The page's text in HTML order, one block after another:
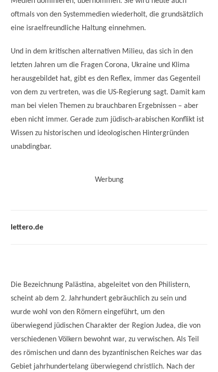
oftmals von den Systemmedien wiederholt, die grundsätzlich
eine israelfreundliche Haltung einnehmen.
Und in dem kritischen alternativen Milieu, das sich in den
letzten Jahren um die Fragen Corona, Ukraine und Klima
herausgebildet hat, gibt es den Reflex, immer das Gegenteil
von dem zu vertreten, was die US-Regierung sagt. Damit kam
man bei vielen Themen zu brauchbaren Ergebnissen – aber
eben nicht immer. Gerade zum jüdisch-arabischen Konflikt ist
Wissen zu historischen und ideologischen Hintergründen
unabdingbar.
Werbung
lettero.de
Die Bezeichnung Palästina, abgeleitet von den Philistern,
scheint ab dem 2. Jahrhundert gebräuchlich zu sein und
wurde wohl von den Römern eingeführt, um den
überwiegend jüdischen Charakter der Region Judea, die von
verschiedenen Völkern bewohnt war, zu verwischen. Als Teil
des römischen und dann des byzantinischen Reiches war das
Gebiet jahrhundertelang überwiegend christlich. Nach der